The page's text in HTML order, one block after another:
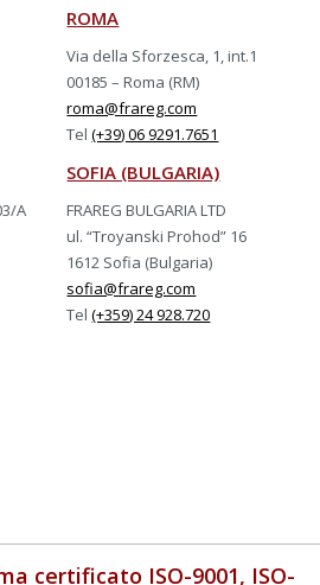
ROMA
Via della Sforzesca, 1, int.1
00185 – Roma (RM)
roma@frareg.com
Tel(+39) 06 9291.7651
A
SOFIA (BULGARIA)
FRAREG BULGARIA LTD
ul. “Troyanski Prohod” 16
1612 Sofia (Bulgaria)
sofia@frareg.com
Tel(+359) 24 928.720
certificato ISO-9001, ISO-